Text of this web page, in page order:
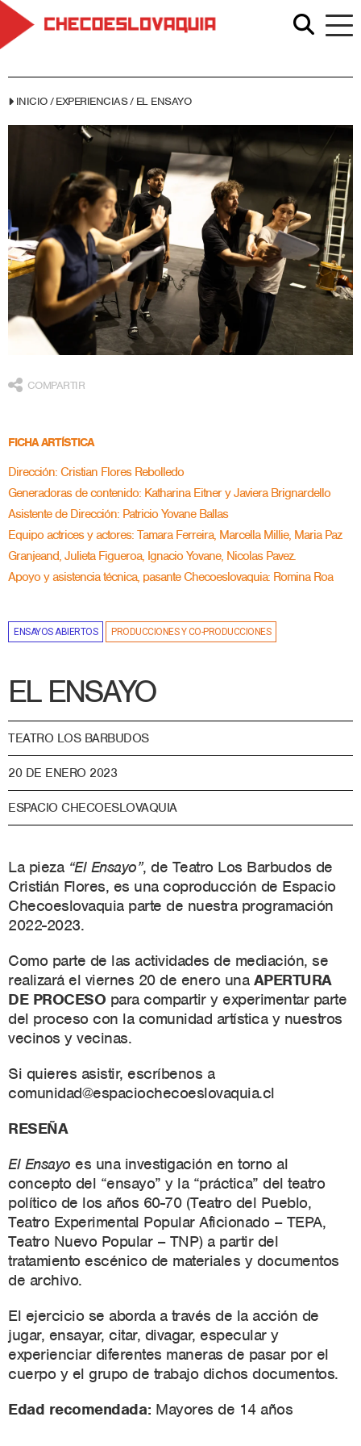
INICIO / EXPERIENCIAS/ EL ENSAYO
COMPARTIR
FICHA ARTÍSTICA
Dirección: Cristian Flores Rebolledo
Generadoras de contenido: Katharina Eitner y Javiera Brignardello
Asistente de Dirección: Patricio Yovane Ballas
Equipo actrices y actores: Tamara Ferreira, Marcella Millie, Maria Paz
Granjeand, Julieta Figueroa, Ignacio Yovane, Nicolas Pavez.
Apoyo y asistencia técnica, pasante Checoeslovaquia: Romina Roa
ENSAYOS ABIERTOS PRODUCCIONES Y CO-PRODUCCIONES
EL ENSAYO
TEATRO LOS BARBUDOS
20 DE ENERO 2023
ESPACIO CHECOESLOVAQUIA
La pieza “El Ensayo”, de Teatro Los Barbudos de
Cristián Flores, es una coproducción de Espacio
Checoeslovaquia parte de nuestra programación
2022-2023.
Como parte de las actividades de mediación, se
realizará el viernes 20 de enero una APERTURA
DE PROCESO para compartir y experimentar parte
del proceso con la comunidad artística y nuestros
vecinos y vecinas.
Si quieres asistir, escríbenos a
comunidad@espaciochecoeslovaquia.cl
RESEÑA
El Ensayo es una investigación en torno al
concepto del “ensayo” y la “práctica” del teatro
político de los años 60-70 (Teatro del Pueblo,
Teatro Experimental Popular Aficionado – TEPA,
Teatro Nuevo Popular – TNP) a partir del
tratamiento escénico de materiales y documentos
de archivo.
El ejercicio se aborda a través de la acción de
jugar, ensayar, citar, divagar, especular y
experienciar diferentes maneras de pasar por el
cuerpo y el grupo de trabajo dichos documentos.
Edad recomendada: Mayores de 14 años